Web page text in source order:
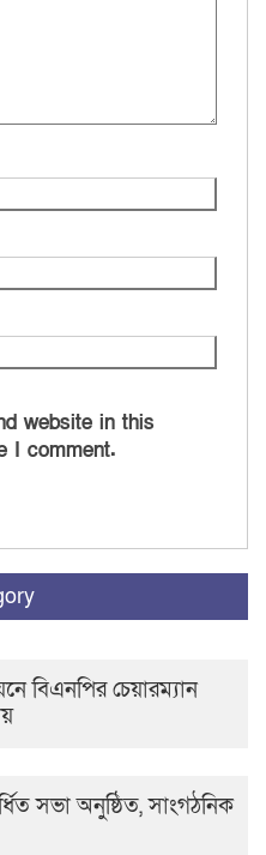
website in this
I comment.
বিএনপির চেয়ারম্যান
সভা অনুষ্ঠিত, সাংগঠনিক